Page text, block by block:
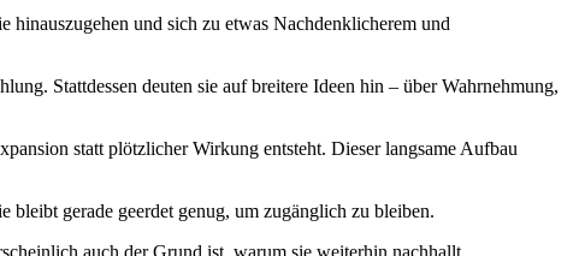
hinauszugehen und sich zu etwas Nachdenklicherem und
Stattdessen deuten sie auf breitere Ideen hin – über Wahrnehmung,
statt plötzlicher Wirkung entsteht. Dieser langsame Aufbau
gerade geerdet genug, um zugänglich zu bleiben.
auch der Grund ist, warum sie weiterhin nachhallt.